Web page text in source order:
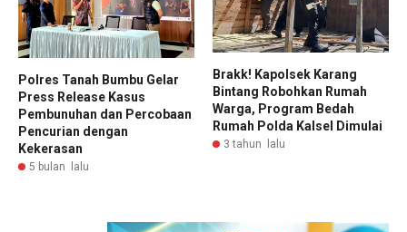
Polres Tanah Bumbu Gelar
Press Release Kasus
Pembunuhan dan Percobaan
Pencurian dengan
Kekerasan
5 bulan lalu
Brakk! Kapolsek Karang
Bintang Robohkan Rumah
Warga, Program Bedah
Rumah Polda Kalsel Dimulai
3 tahun lalu